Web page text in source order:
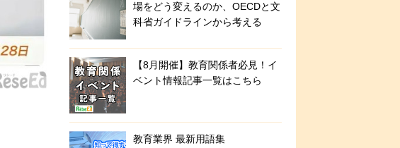
場をどう変えるのか、OECDと文
科省ガイドラインから考える
【8月開催】教育関係者必見！イ
ベント情報記事一覧はこちら
教育業界 最新用語集